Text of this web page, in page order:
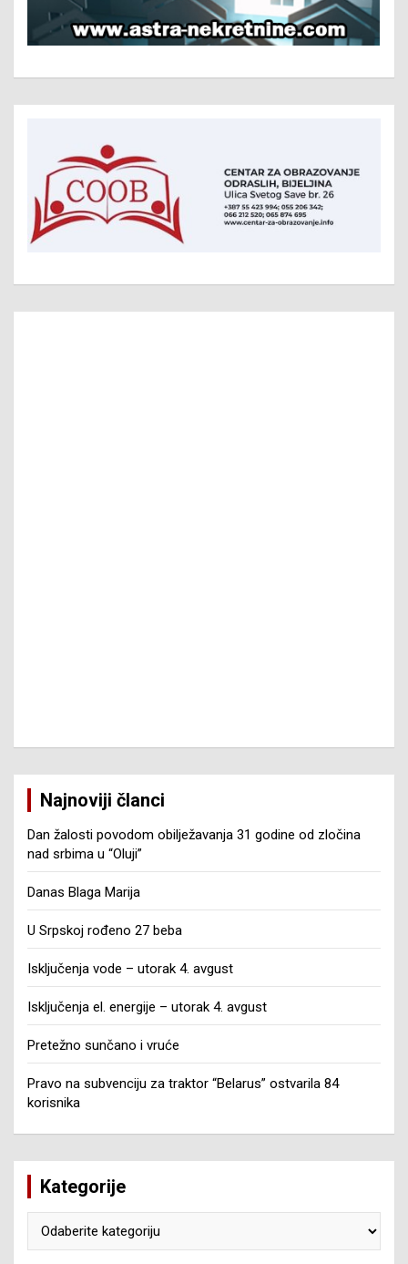
Najnoviji članci
Dan žalosti povodom obilježavanja 31 godine od zločina
nad srbima u “Oluji”
Danas Blaga Marija
U Srpskoj rođeno 27 beba
Isključenja vode – utorak 4. avgust
Isključenja el. energije – utorak 4. avgust
Pretežno sunčano i vruće
Pravo na subvenciju za traktor “Belarus” ostvarila 84
korisnika
Kategorije